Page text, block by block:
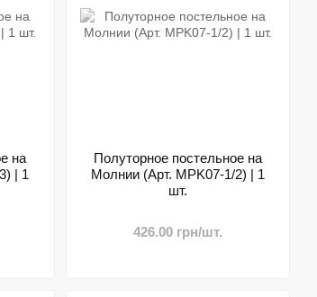
на
| 1
Полуторное постельное на
Молнии (Арт. MPK07-1/2) | 1
шт.
426.00 грн/шт.